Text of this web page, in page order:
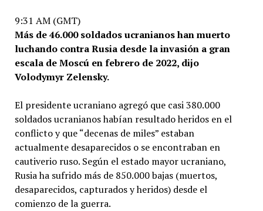
9:31 AM (GMT)
Más de 46.000 soldados ucranianos han muerto
luchando contra Rusia desde la invasión a gran
escala de Moscú en febrero de 2022, dijo
Volodymyr Zelensky.
El presidente ucraniano agregó que casi 380.000
soldados ucranianos habían resultado heridos en el
conflicto y que “decenas de miles” estaban
actualmente desaparecidos o se encontraban en
cautiverio ruso. Según el estado mayor ucraniano,
Rusia ha sufrido más de 850.000 bajas (muertos,
desaparecidos, capturados y heridos) desde el
comienzo de la guerra.